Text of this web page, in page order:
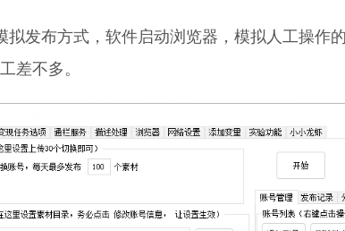
拟发布方式，软件启动浏览器，模拟人工操作
差不多。